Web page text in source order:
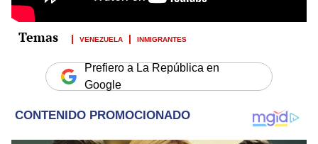
VENEZUELA INMIGRANTES
Prefiero a La República en
Google